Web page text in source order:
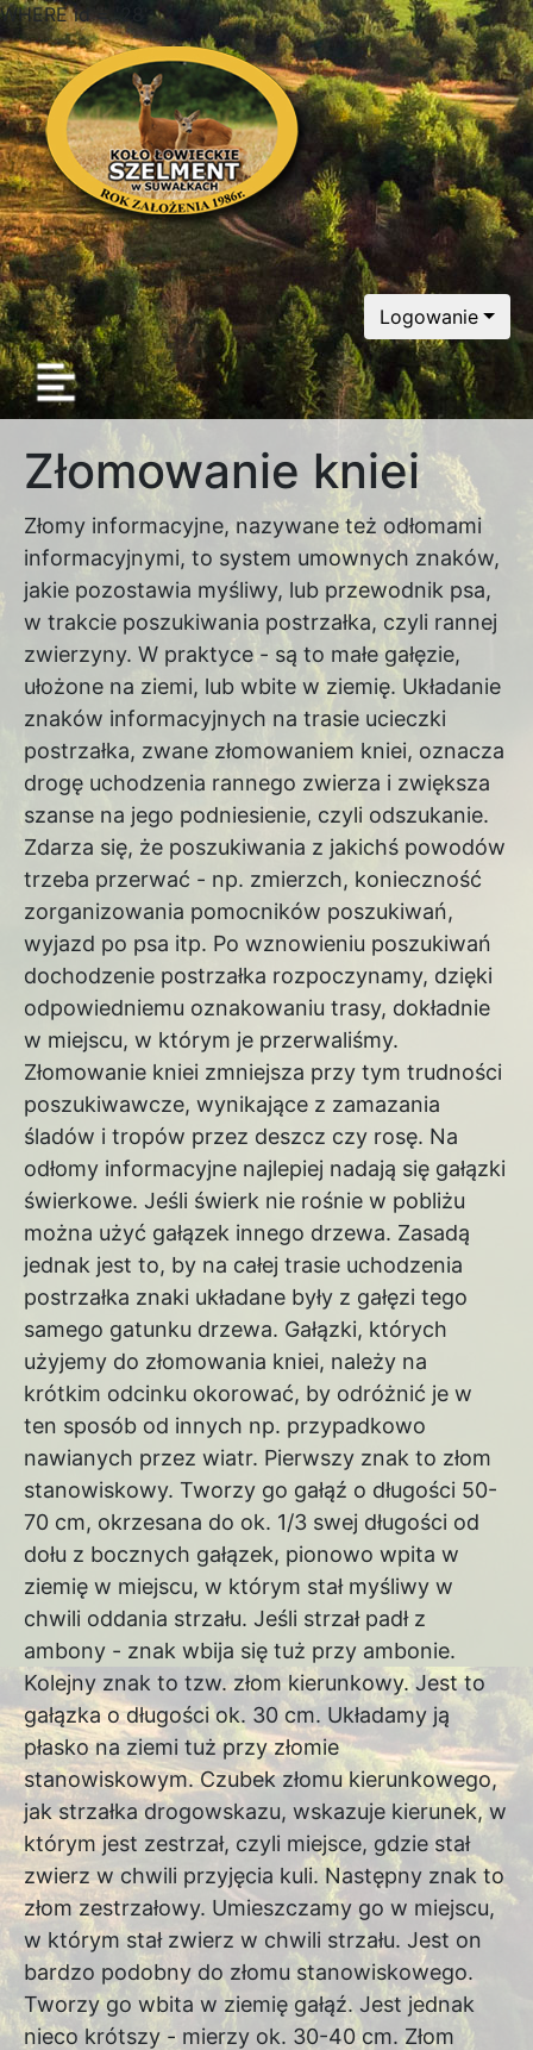
WHERE id = '28'
Logowanie
Złomowanie kniei
Złomy informacyjne, nazywane też odłomami
informacyjnymi, to system umownych znaków,
jakie pozostawia myśliwy, lub przewodnik psa,
w trakcie poszukiwania postrzałka, czyli rannej
zwierzyny. W praktyce - są to małe gałęzie,
ułożone na ziemi, lub wbite w ziemię. Układanie
znaków informacyjnych na trasie ucieczki
postrzałka, zwane złomowaniem kniei, oznacza
drogę uchodzenia rannego zwierza i zwiększa
szanse na jego podniesienie, czyli odszukanie.
Zdarza się, że poszukiwania z jakichś powodów
trzeba przerwać - np. zmierzch, konieczność
zorganizowania pomocników poszukiwań,
wyjazd po psa itp. Po wznowieniu poszukiwań
dochodzenie postrzałka rozpoczynamy, dzięki
odpowiedniemu oznakowaniu trasy, dokładnie
w miejscu, w którym je przerwaliśmy.
Złomowanie kniei zmniejsza przy tym trudności
poszukiwawcze, wynikające z zamazania
śladów i tropów przez deszcz czy rosę. Na
odłomy informacyjne najlepiej nadają się gałązki
świerkowe. Jeśli świerk nie rośnie w pobliżu
można użyć gałązek innego drzewa. Zasadą
jednak jest to, by na całej trasie uchodzenia
postrzałka znaki układane były z gałęzi tego
samego gatunku drzewa. Gałązki, których
użyjemy do złomowania kniei, należy na
krótkim odcinku okorować, by odróżnić je w
ten sposób od innych np. przypadkowo
nawianych przez wiatr. Pierwszy znak to złom
stanowiskowy. Tworzy go gałąź o długości 50-
70 cm, okrzesana do ok. 1/3 swej długości od
dołu z bocznych gałązek, pionowo wpita w
ziemię w miejscu, w którym stał myśliwy w
chwili oddania strzału. Jeśli strzał padł z
ambony - znak wbija się tuż przy ambonie.
Kolejny znak to tzw. złom kierunkowy. Jest to
gałązka o długości ok. 30 cm. Układamy ją
płasko na ziemi tuż przy złomie
stanowiskowym. Czubek złomu kierunkowego,
jak strzałka drogowskazu, wskazuje kierunek, w
którym jest zestrzał, czyli miejsce, gdzie stał
zwierz w chwili przyjęcia kuli. Następny znak to
złom zestrzałowy. Umieszczamy go w miejscu,
w którym stał zwierz w chwili strzału. Jest on
bardzo podobny do złomu stanowiskowego.
Tworzy go wbita w ziemię gałąź. Jest jednak
nieco krótszy - mierzy ok. 30-40 cm. Złom